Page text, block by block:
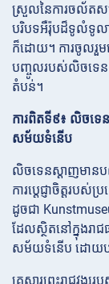
ស្រួលនៃការចល័តសម្
បរិបទអឺរ៉ុបដ៏ទូលំទូល
ក៏ដោយ។ ការចូលរួម
បញ្ចូលរបស់លិចទេនស្
តំបន់។
ការពិតទី៩៖ លិចទេ
សម័យទំនើប
លិចទេនស្តាញមាន
ការប្តេជ្ញាចិត្តរប
ដូចជា
ដែលស្ថិតនៅក្នុងរា
សម័យទំនើប ដោយបង្
គ្រួសារព្រះរាជវង្ស